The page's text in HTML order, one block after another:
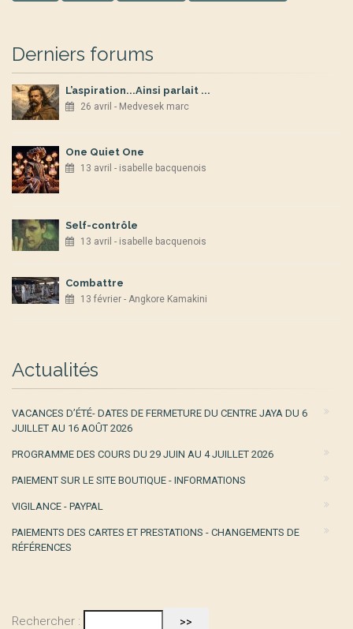
Derniers forums
L’aspiration...Ainsi parlait ...
26 avril - Medvesek marc
One Quiet One
13 avril - isabelle bacquenois
Self-contrôle
13 avril - isabelle bacquenois
Combattre
13 février - Angkore Kamakini
Actualités
VACANCES D’ÉTÉ- DATES DE FERMETURE DU CENTRE JAYA DU 6
JUILLET AU 16 AOÛT 2026
PROGRAMME DES COURS DU 29 JUIN AU 4 JUILLET 2026
PAIEMENT SUR LE SITE BOUTIQUE - INFORMATIONS
VIGILANCE - PAYPAL
PAIEMENTS DES CARTES ET PRESTATIONS - CHANGEMENTS DE
RÉFÉRENCES
Rechercher :